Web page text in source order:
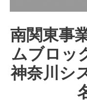
南関東事
ムブロッ
神奈川シ